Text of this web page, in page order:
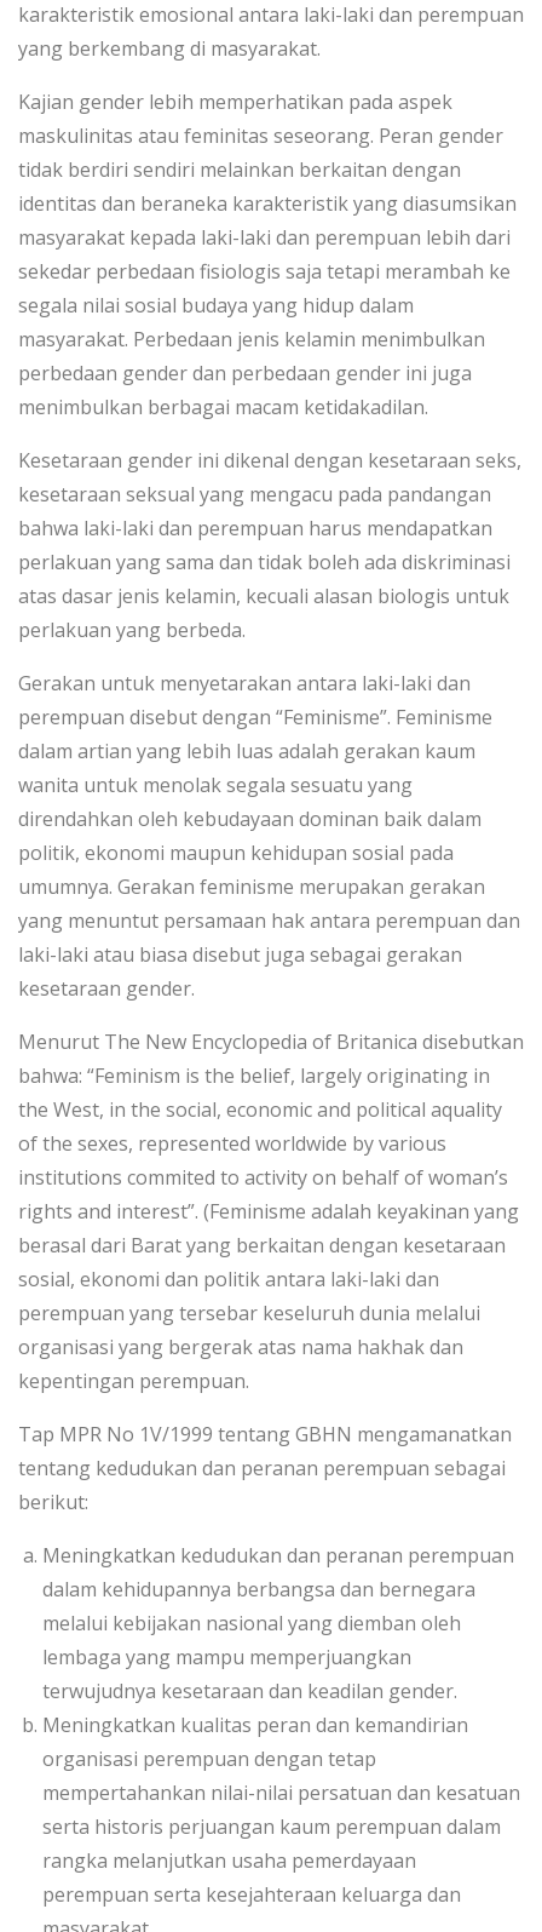
karakteristik emosional antara laki-laki dan perempuan
yang berkembang di masyarakat.
Kajian gender lebih memperhatikan pada aspek
maskulinitas atau feminitas seseorang. Peran gender
tidak berdiri sendiri melainkan berkaitan dengan
identitas dan beraneka karakteristik yang diasumsikan
masyarakat kepada laki-laki dan perempuan lebih dari
sekedar perbedaan fisiologis saja tetapi merambah ke
segala nilai sosial budaya yang hidup dalam
masyarakat. Perbedaan jenis kelamin menimbulkan
perbedaan gender dan perbedaan gender ini juga
menimbulkan berbagai macam ketidakadilan.
Kesetaraan gender ini dikenal dengan kesetaraan seks,
kesetaraan seksual yang mengacu pada pandangan
bahwa laki-laki dan perempuan harus mendapatkan
perlakuan yang sama dan tidak boleh ada diskriminasi
atas dasar jenis kelamin, kecuali alasan biologis untuk
perlakuan yang berbeda.
Gerakan untuk menyetarakan antara laki-laki dan
perempuan disebut dengan “Feminisme”. Feminisme
dalam artian yang lebih luas adalah gerakan kaum
wanita untuk menolak segala sesuatu yang
direndahkan oleh kebudayaan dominan baik dalam
politik, ekonomi maupun kehidupan sosial pada
umumnya. Gerakan feminisme merupakan gerakan
yang menuntut persamaan hak antara perempuan dan
laki-laki atau biasa disebut juga sebagai gerakan
kesetaraan gender.
Menurut The New Encyclopedia of Britanica disebutkan
bahwa: “Feminism is the belief, largely originating in
the West, in the social, economic and political aquality
of the sexes, represented worldwide by various
institutions commited to activity on behalf of woman’s
rights and interest”. (Feminisme adalah keyakinan yang
berasal dari Barat yang berkaitan dengan kesetaraan
sosial, ekonomi dan politik antara laki-laki dan
perempuan yang tersebar keseluruh dunia melalui
organisasi yang bergerak atas nama hakhak dan
kepentingan perempuan.
Tap MPR No 1V/1999 tentang GBHN mengamanatkan
tentang kedudukan dan peranan perempuan sebagai
berikut:
Meningkatkan kedudukan dan peranan perempuan
dalam kehidupannya berbangsa dan bernegara
melalui kebijakan nasional yang diemban oleh
lembaga yang mampu memperjuangkan
terwujudnya kesetaraan dan keadilan gender.
Meningkatkan kualitas peran dan kemandirian
organisasi perempuan dengan tetap
mempertahankan nilai-nilai persatuan dan kesatuan
serta historis perjuangan kaum perempuan dalam
rangka melanjutkan usaha pemerdayaan
perempuan serta kesejahteraan keluarga dan